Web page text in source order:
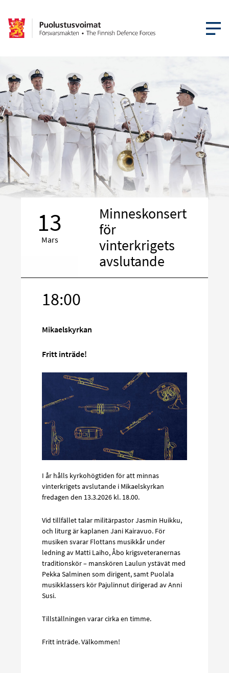
ÖPPNA
13
Mars
Minneskonsert
för
vinterkrigets
avslutande
18:00
Mikaelskyrkan
Fritt inträde!
I år hålls kyrkohögtiden för att minnas
vinterkrigets avslutande i Mikaelskyrkan
fredagen den 13.3.2026 kl. 18.00.
Vid tillfället talar militärpastor Jasmin Huikku,
och liturg är kaplanen Jani Kairavuo. För
musiken svarar Flottans musikkår under
ledning av Matti Laiho, Åbo krigsveteranernas
traditionskör – manskören Laulun ystävät med
Pekka Salminen som dirigent, samt Puolala
musikklassers kör Pajulinnut dirigerad av Anni
Susi.
Tillställningen varar cirka en timme.
Fritt inträde. Välkommen!